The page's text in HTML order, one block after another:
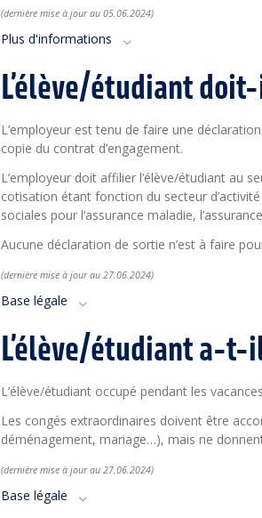
(dernière mise à jour au 05.06 .2024)
Plus d'informations
L’élève/étudiant
L’employeur est tenu de faire une
copie du contrat d’engagement.
L’employeur doit affilier l’élève/étudiant au
cotisation étant fonction du secteur
sociales pour l’assurance maladie,
Aucune déclaration de sortie n’est à faire
(dernière mise à jour au 27.06 .2024)
Base légale
L’élève/étudiant a-t-
L’élève/étudiant occupé pendant les
Les congés extraordinaires doivent être
déménagement, mariage…), mais ne
(dernière mise à jour au 27.06 .2024)
Base légale